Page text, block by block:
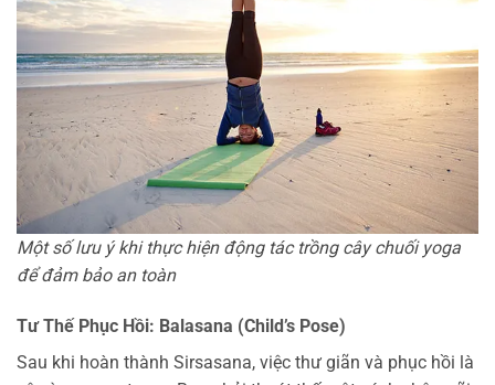
Một số lưu ý khi thực hiện động tác trồng cây chuối yoga
để đảm bảo an toàn
Tư Thế Phục Hồi: Balasana (Child’s Pose)
Sau khi hoàn thành Sirsasana, việc thư giãn và phục hồi là